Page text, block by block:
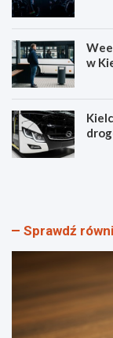
w
S
d
i
P
j
e
Sprawdź